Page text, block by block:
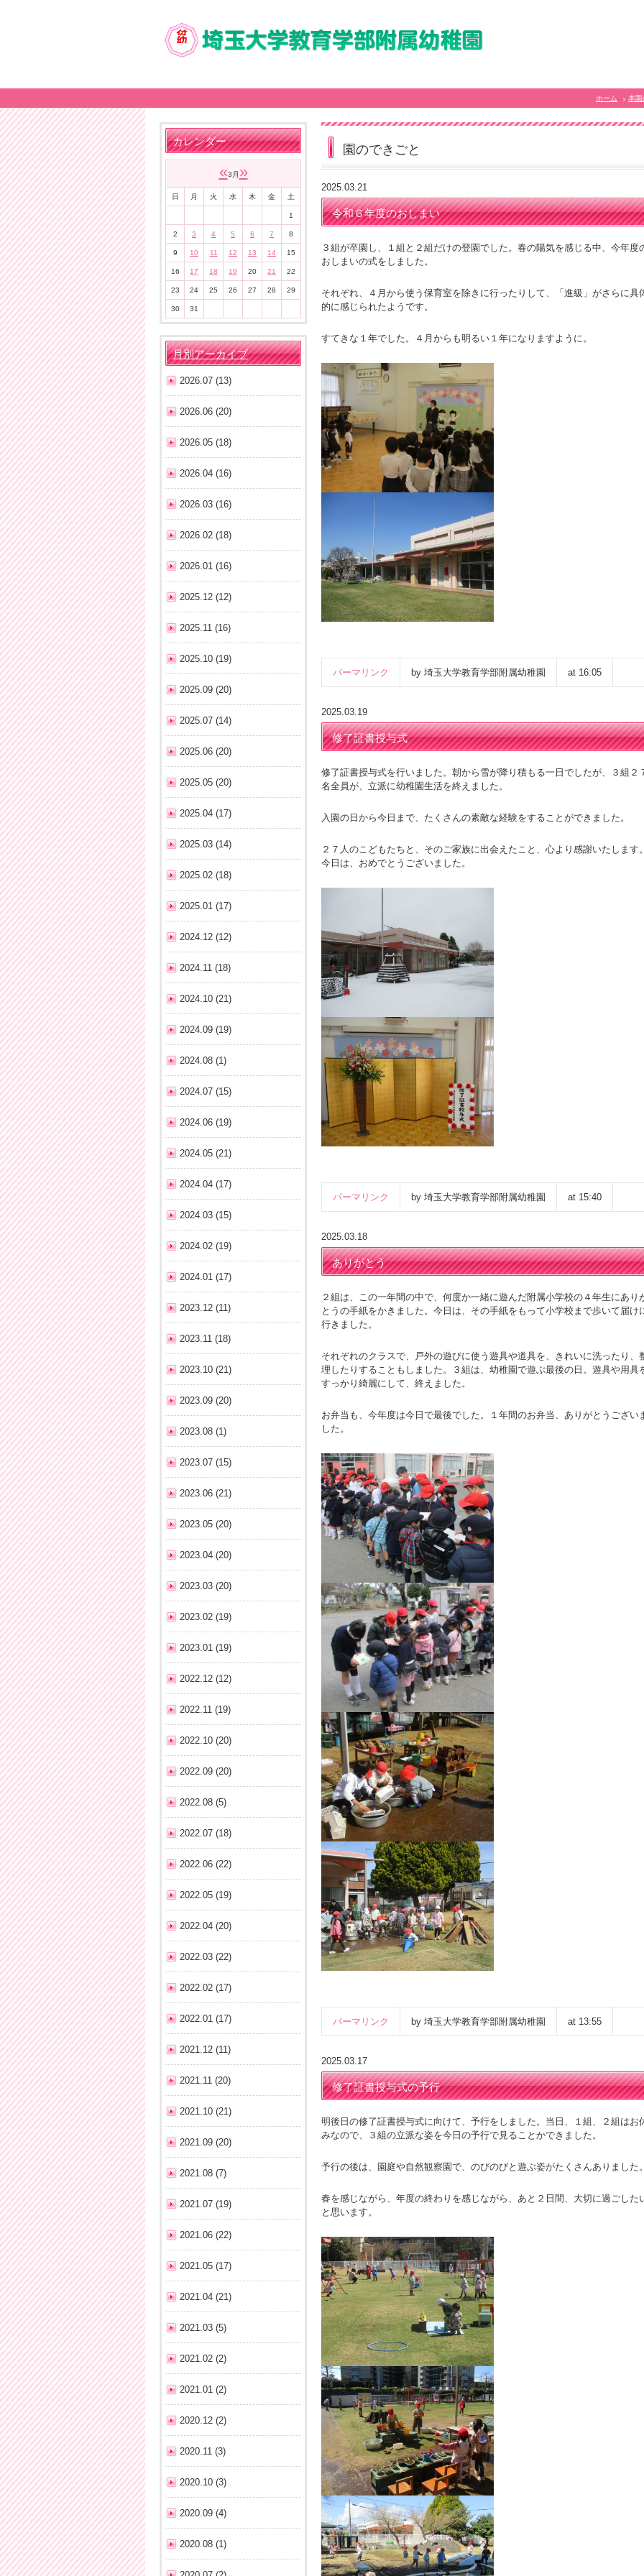
ホーム 本園
園のできごと
2025.03.21
令和６年度のおしまい
３組が卒園し、１組と２組だけの登園でした。春の陽気を感じる中、今年度
おしまいの式をしました。
それぞれ、４月から使う保育室を除きに行ったりして、「進級」がさらに具
的に感じられたようです。
すてきな１年でした。４月からも明るい１年になりますように。
パーマリンク by 埼玉大学教育学部附属幼稚園 at 16:05
2025.03.19
修了証書授与式
修了証書授与式を行いました。朝から雪が降り積もる一日でしたが、３組２
名全員が、立派に幼稚園生活を終えました。
入園の日から今日まで、たくさんの素敵な経験をすることができました。
２７人のこどもたちと、そのご家族に出会えたこと、心より感謝いたします
今日は、おめでとうございました。
パーマリンク by 埼玉大学教育学部附属幼稚園 at 15:40
2025.03.18
ありがとう
２組は、この一年間の中で、何度か一緒に遊んだ附属小学校の４年生にあり
とうの手紙をかきました。今日は、その手紙をもって小学校まで歩いて届け
行きました。
それぞれのクラスで、戸外の遊びに使う遊具や道具を、きれいに洗ったり、
理したりすることもしました。３組は、幼稚園で遊ぶ最後の日。遊具や用具
すっかり綺麗にして、終えました。
お弁当も、今年度は今日で最後でした。１年間のお弁当、ありがとうござい
した。
パーマリンク by 埼玉大学教育学部附属幼稚園 at 13:55
2025.03.17
修了証書授与式の予行
明後日の修了証書授与式に向けて、予行をしました。当日、１組、２組はお
みなので、３組の立派な姿を今日の予行で見ることかできました。
予行の後は、園庭や自然観察園で、のびのびと遊ぶ姿がたくさんありました
春を感じながら、年度の終わりを感じながら、あと２日間、大切に過ごした
と思います。
カレンダー
«3月 »
日 月 火 水 木 金 土
1
2 3 4 5 6 7 8
9 10 11 12 13 14 15
16 17 18 19 20 21 22
23 24 25 26 27 28 29
30 31
月別アーカイブ
2026.07 (13)
2026.06 (20)
2026.05 (18)
2026.04 (16)
2026.03 (16)
2026.02 (18)
2026.01 (16)
2025.12 (12)
2025.11 (16)
2025.10 (19)
2025.09 (20)
2025.07 (14)
2025.06 (20)
2025.05 (20)
2025.04 (17)
2025.03 (14)
2025.02 (18)
2025.01 (17)
2024.12 (12)
2024.11 (18)
2024.10 (21)
2024.09 (19)
2024.08 (1)
2024.07 (15)
2024.06 (19)
2024.05 (21)
2024.04 (17)
2024.03 (15)
2024.02 (19)
2024.01 (17)
2023.12 (11)
2023.11 (18)
2023.10 (21)
2023.09 (20)
2023.08 (1)
2023.07 (15)
2023.06 (21)
2023.05 (20)
2023.04 (20)
2023.03 (20)
2023.02 (19)
2023.01 (19)
2022.12 (12)
2022.11 (19)
2022.10 (20)
2022.09 (20)
2022.08 (5)
2022.07 (18)
2022.06 (22)
2022.05 (19)
2022.04 (20)
2022.03 (22)
2022.02 (17)
2022.01 (17)
2021.12 (11)
2021.11 (20)
2021.10 (21)
2021.09 (20)
2021.08 (7)
2021.07 (19)
2021.06 (22)
2021.05 (17)
2021.04 (21)
2021.03 (5)
2021.02 (2)
2021.01 (2)
2020.12 (2)
2020.11 (3)
2020.10 (3)
2020.09 (4)
2020.08 (1)